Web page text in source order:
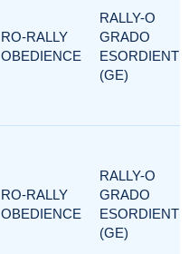
RO-RALLY
OBEDIENCE
RALLY-O
GRADO
ESORDIENTI
(GE)
RO-RALLY
OBEDIENCE
RALLY-O
GRADO
ESORDIENTI
(GE)